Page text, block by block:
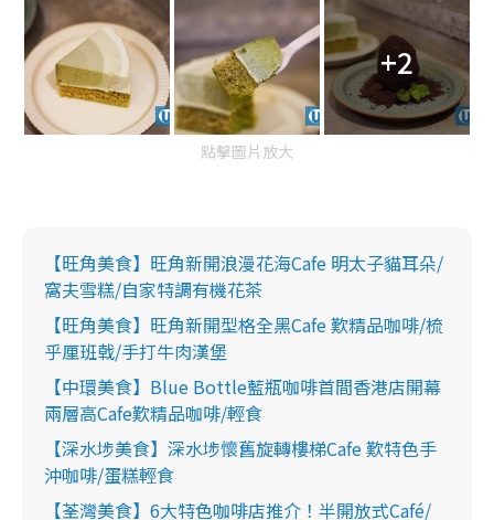
+2
點擊圖片放大
【旺角美食】旺角新開浪漫花海Cafe 明太子貓耳朵/
窩夫雪糕/自家特調有機花茶
【旺角美食】旺角新開型格全黑Cafe 歎精品咖啡/梳
乎厘班戟/手打牛肉漢堡
【中環美食】Blue Bottle藍瓶咖啡首間香港店開幕
兩層高Cafe歎精品咖啡/輕食
【深水埗美食】深水埗懷舊旋轉樓梯Cafe 歎特色手
沖咖啡/蛋糕輕食
【荃灣美食】6大特色咖啡店推介！半開放式Café/